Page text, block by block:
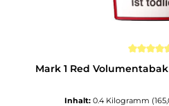
Mark 1 Red
Inhalt: 0.4 Kilogramm